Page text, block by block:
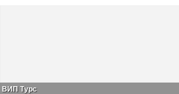
ВИП Турс